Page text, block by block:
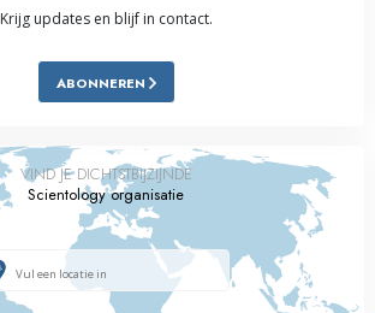
Krijg updates en blijf in contact.
ABONNEREN
VIND JE DICHTSTBIJZIJNDE
Scientology organisatie